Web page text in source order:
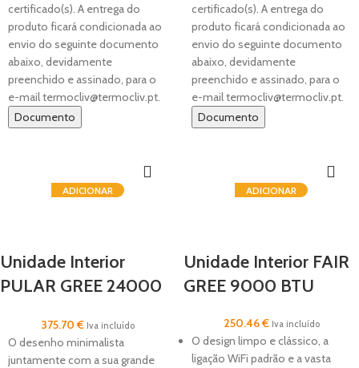
certificado(s). A entrega do
produto ficará condicionada ao
envio do seguinte documento
abaixo, devidamente
preenchido e assinado, para o
e-mail termocliv@termocliv.pt.
Documento
ADICIONAR
certificado(s). A entrega do
produto ficará condicionada ao
envio do seguinte documento
abaixo, devidamente
preenchido e assinado, para o
e-mail termocliv@termocliv.pt.
Documento
ADICIONAR
Unidade Interior
PULAR GREE 24000
375.70€ Iva incluído
O desenho minimalista
juntamente com a sua grande
Unidade Interior FAIR
GREE 9000 BTU
250.46€ Iva incluído
O design limpo e clássico, a
ligação WiFi padrão e a vasta